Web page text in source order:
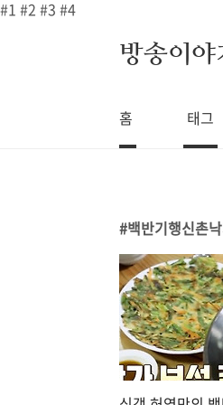
#1 #2 #3 #4
본문 바로가기
방송이야
홈 태그
백반기행신촌